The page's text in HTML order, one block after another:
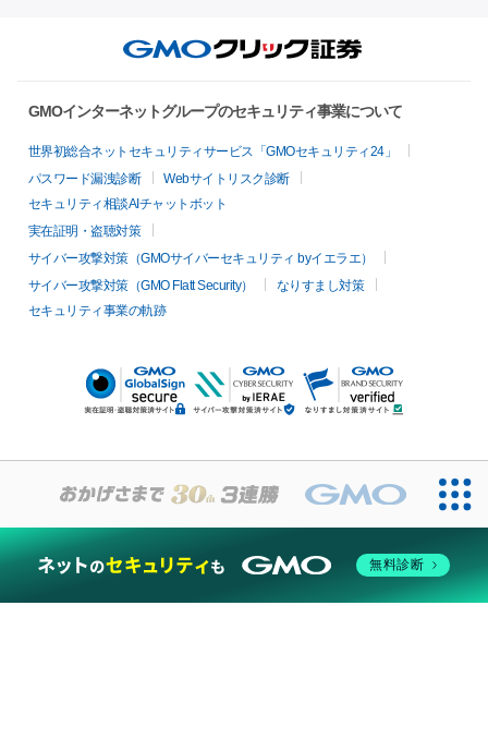
GMOインターネットグループのセキュリティ事業について
世界初総合ネットセキュリティサービス「GMOセキュリティ24」
パスワード漏洩診断
Webサイトリスク診断
セキュリティ相談AIチャットボット
実在証明・盗聴対策
サイバー攻撃対策（GMOサイバーセキュリティ byイエラエ）
サイバー攻撃対策（GMO Flatt Security）
なりすまし対策
セキュリティ事業の軌跡
無料診断